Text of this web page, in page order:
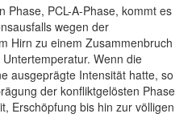
Phase, PCL-A-Phase, kommt es
wegen der
Hirn zu einem Zusammenbruch
Wenn die
ausgeprägte Intensität hatte, so
der konfliktgelösten Phase
Erschöpfung bis hin zur völligen